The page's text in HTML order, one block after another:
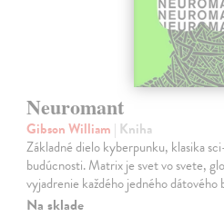
Neuromant
Gibson William | Kniha
Základné dielo kyberpunku, klasika
budúcnosti. Matrix je svet vo svete,
vyjadrenie každého jedného
Na sklade